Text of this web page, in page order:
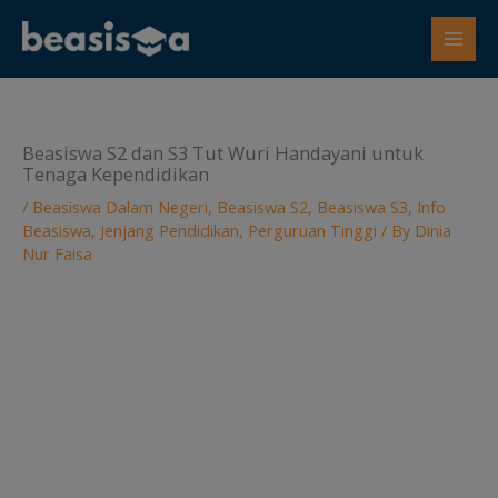
content
Beasiswa S2 dan S3 Tut Wuri Handayani untuk
Tenaga Kependidikan
/ Beasiswa Dalam Negeri, Beasiswa S2, Beasiswa S3, Info
Beasiswa, Jenjang Pendidikan, Perguruan Tinggi / By Dinia
Nur Faisa